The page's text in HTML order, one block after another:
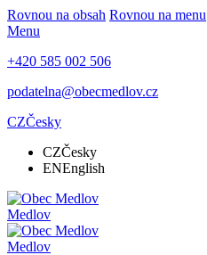
Rovnou na obsah Rovnou na menu
Menu
+420 585 002 506
podatelna@obecmedlov.cz
CZČesky
CZČesky
ENEnglish
Medlov
Medlov